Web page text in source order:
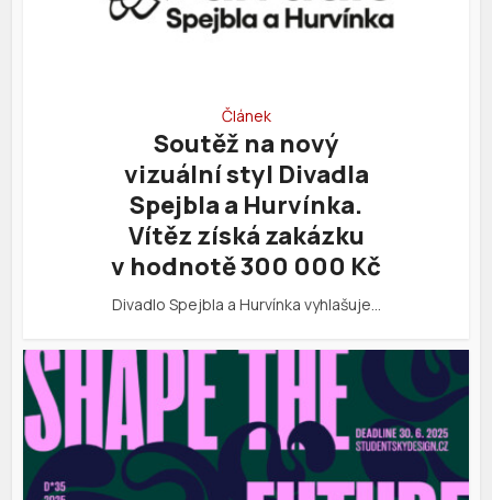
Článek
Soutěž na nový
vizuální styl Divadla
Spejbla a Hurvínka.
Vítěz získá zakázku
v hodnotě 300 000 Kč
Divadlo Spejbla a Hurvínka vyhlašuje…